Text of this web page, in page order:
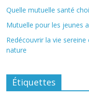
Quelle mutuelle santé
Mutuelle pour les jeunes
Redécouvrir la vie
nature
Étiquettes